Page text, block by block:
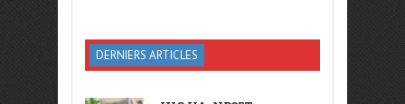
DERNIERS ARTICLES